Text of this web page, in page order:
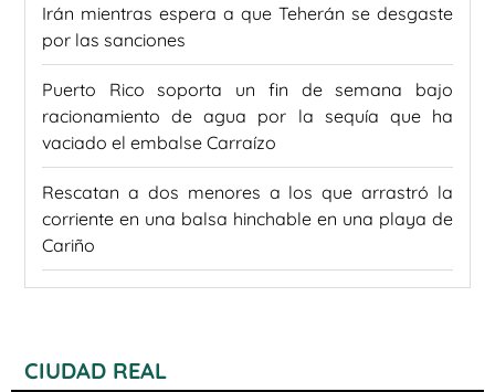
Irán mientras espera a que Teherán se desgaste
por las sanciones
Puerto Rico soporta un fin de semana bajo
racionamiento de agua por la sequía que ha
vaciado el embalse Carraízo
Rescatan a dos menores a los que arrastró la
corriente en una balsa hinchable en una playa de
Cariño
CIUDAD REAL